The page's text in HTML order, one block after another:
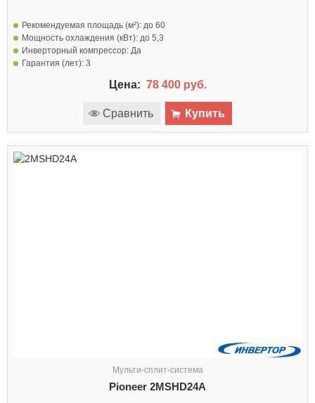
Рекомендуемая площадь (м²): до 60
Мощность охлаждения (кВт): до 5,3
Инверторный компрессор: Да
Гарантия (лет): 3
Цена: 78 400 руб.
Сравнить Купить
Мульти-сплит-система
Pioneer 2MSHD24A